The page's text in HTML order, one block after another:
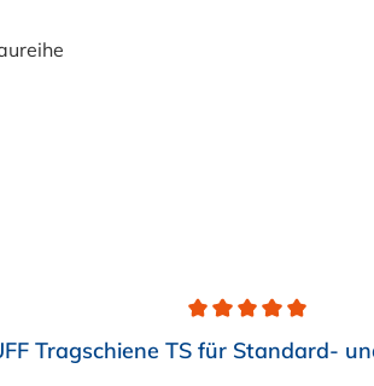
Tragschiene TS für Standard-